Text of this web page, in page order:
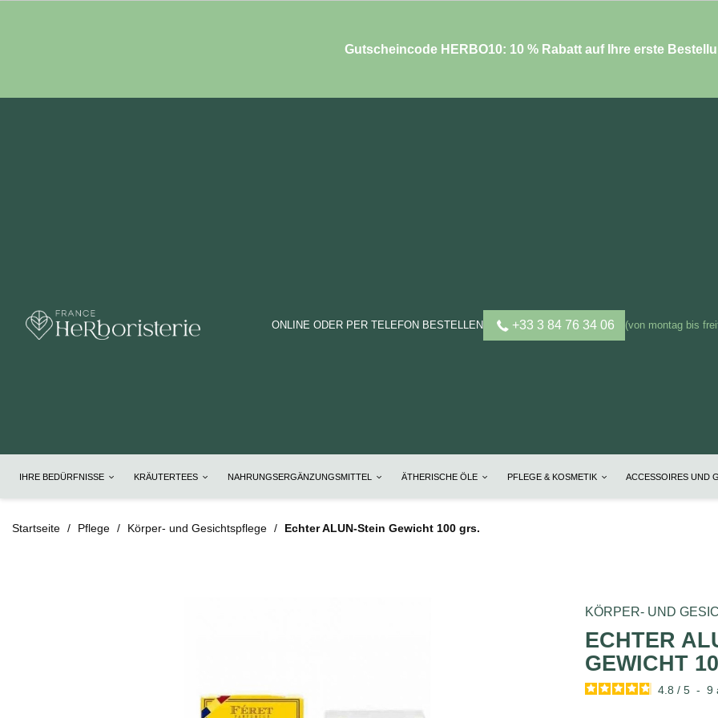
Gutscheincode HERBO10: 10 % Rabatt auf Ihre erste
ONLINE ODER PER TELEFON BESTELLEN +33 3 84 76 34 06 (von montag bis
IHRE BEDÜRFNISSE KRÄUTERTEES NAHRUNGSERGÄNZUNGSMITTEL ÄTHERISCHE ÖLE PFLEGE & KOSMETIK ACCESSOIRES UND
Startseite Pflege Körper- und Gesichtspflege Echter ALUN-Stein Gewicht 100 grs.
KÖRPER- UND
ECHTER
GEWICHT
4.8 / 5 - 9